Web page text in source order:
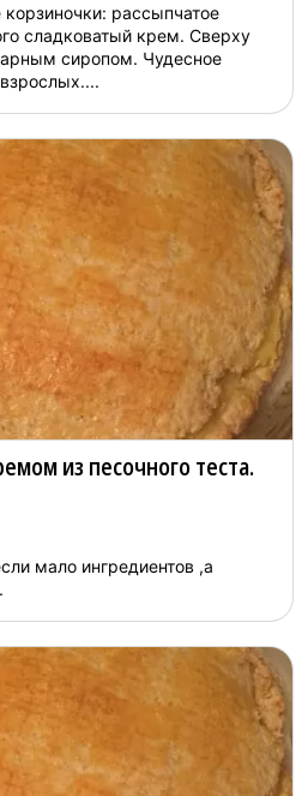
рассыпчатое
сладковатый крем. Сверху
сиропом. Чудесное
из песочного теста.
мало ингредиентов ,а